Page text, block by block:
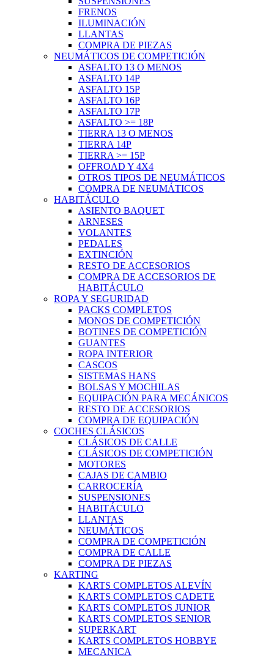
FRENOS
ILUMINACIÓN
LLANTAS
COMPRA DE PIEZAS
NEUMÁTICOS DE COMPETICIÓN
ASFALTO 13 O MENOS
ASFALTO 14P
ASFALTO 15P
ASFALTO 16P
ASFALTO 17P
ASFALTO >= 18P
TIERRA 13 O MENOS
TIERRA 14P
TIERRA >= 15P
OFFROAD Y 4X4
OTROS TIPOS DE NEUMÁTICOS
COMPRA DE NEUMÁTICOS
HABITÁCULO
ASIENTO BAQUET
ARNESES
VOLANTES
PEDALES
EXTINCIÓN
RESTO DE ACCESORIOS
COMPRA DE ACCESORIOS DE
HABITÁCULO
ROPA Y SEGURIDAD
PACKS COMPLETOS
MONOS DE COMPETICIÓN
BOTINES DE COMPETICIÓN
GUANTES
ROPA INTERIOR
CASCOS
SISTEMAS HANS
BOLSAS Y MOCHILAS
EQUIPACIÓN PARA MECÁNICOS
RESTO DE ACCESORIOS
COMPRA DE EQUIPACIÓN
COCHES CLÁSICOS
CLÁSICOS DE CALLE
CLÁSICOS DE COMPETICIÓN
MOTORES
CAJAS DE CAMBIO
CARROCERÍA
SUSPENSIONES
HABITÁCULO
LLANTAS
NEUMÁTICOS
COMPRA DE COMPETICIÓN
COMPRA DE CALLE
COMPRA DE PIEZAS
KARTING
KARTS COMPLETOS ALEVÍN
KARTS COMPLETOS CADETE
KARTS COMPLETOS JUNIOR
KARTS COMPLETOS SENIOR
SUPERKART
KARTS COMPLETOS HOBBYE
MECANICA